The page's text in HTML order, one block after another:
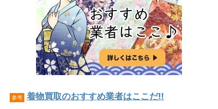
参考 着物買取のおすすめ業者はここだ!!